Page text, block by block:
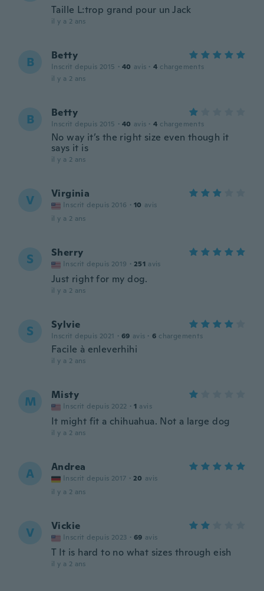
Taille L:trop grand pour un Jack
il y a 2 ans
B Betty
Inscrit depuis 2015 · 40 avis · 4 chargements
il y a 2 ans
B Betty
Inscrit depuis 2015 · 40 avis · 4 chargements
No way it’s the right size even though it
says it is
il y a 2 ans
V Virginia
Inscrit depuis 2016 · 10 avis
il y a 2 ans
S Sherry
Inscrit depuis 2019 · 251 avis
Just right for my dog.
il y a 2 ans
S Sylvie
Inscrit depuis 2021 · 69 avis · 6 chargements
Facile à enleverhihi
il y a 2 ans
M Misty
Inscrit depuis 2022 · 1 avis
It might fit a chihuahua. Not a large dog
il y a 2 ans
A Andrea
Inscrit depuis 2017 · 20 avis
il y a 2 ans
V Vickie
Inscrit depuis 2023 · 69 avis
T It is hard to no what sizes through eish
il y a 2 ans